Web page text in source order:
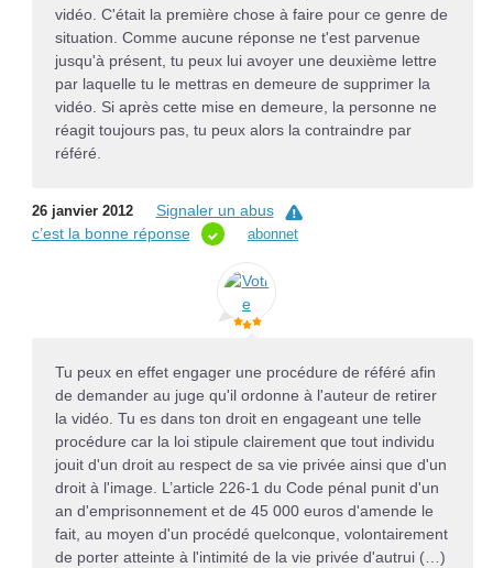
vidéo. C'était la première chose à faire pour ce genre de
situation. Comme aucune réponse ne t'est parvenue
jusqu'à présent, tu peux lui avoyer une deuxième lettre
par laquelle tu le mettras en demeure de supprimer la
vidéo. Si après cette mise en demeure, la personne ne
réagit toujours pas, tu peux alors la contraindre par
référé.
26 janvier 2012
Signaler un abus
c’est la bonne réponse
abonnet
Tu peux en effet engager une procédure de référé afin
de demander au juge qu'il ordonne à l'auteur de retirer
la vidéo. Tu es dans ton droit en engageant une telle
procédure car la loi stipule clairement que tout individu
jouit d'un droit au respect de sa vie privée ainsi que d'un
droit à l'image. L’article 226-1 du Code pénal punit d'un
an d'emprisonnement et de 45 000 euros d'amende le
fait, au moyen d'un procédé quelconque, volontairement
de porter atteinte à l'intimité de la vie privée d'autrui (…)